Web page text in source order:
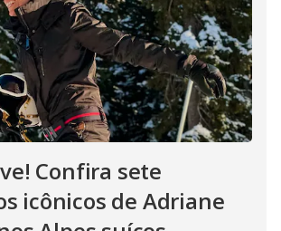
Confira sete
icônicos de Adriane